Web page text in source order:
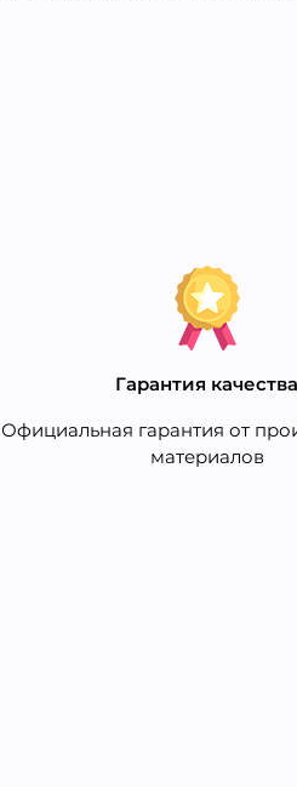
Гарантия качества
Официальная гарантия от
материалов